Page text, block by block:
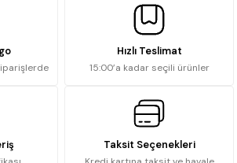
Hızlı Teslimat
15:00’a kadar seçili ürünler
Taksit Seçenekleri